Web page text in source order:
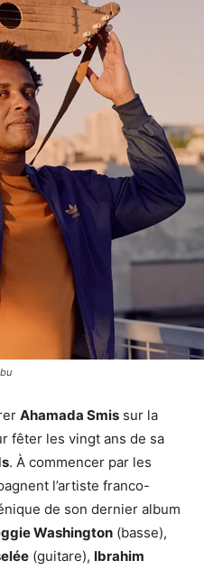
Ahamada Smis sur la
fêter les vingt ans de sa
. À commencer par les
l’artiste franco-
de son dernier album
Washington (basse),
(guitare), Ibrahim